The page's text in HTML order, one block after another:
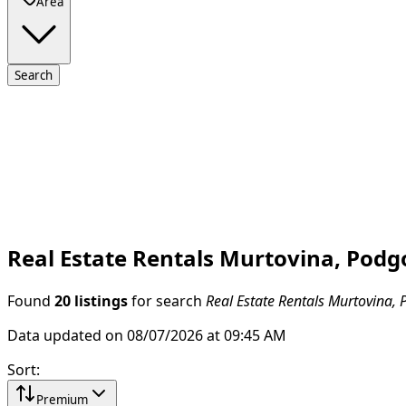
Search
Real Estate Rentals Murtovina,
Found 20 listings for search Real Estate Rentals Murtovina,
Data updated on 08/07/2026 at 09:45 AM
Sort:
Premium